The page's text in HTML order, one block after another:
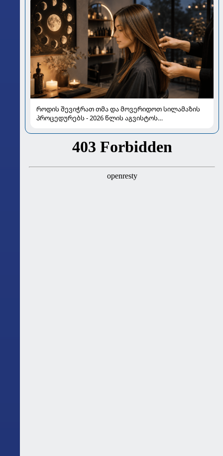
როდის შევიჭრათ თმა და მოვერიდოთ სილამაზის
პროცედურებს - 2026 წლის აგვისტოს